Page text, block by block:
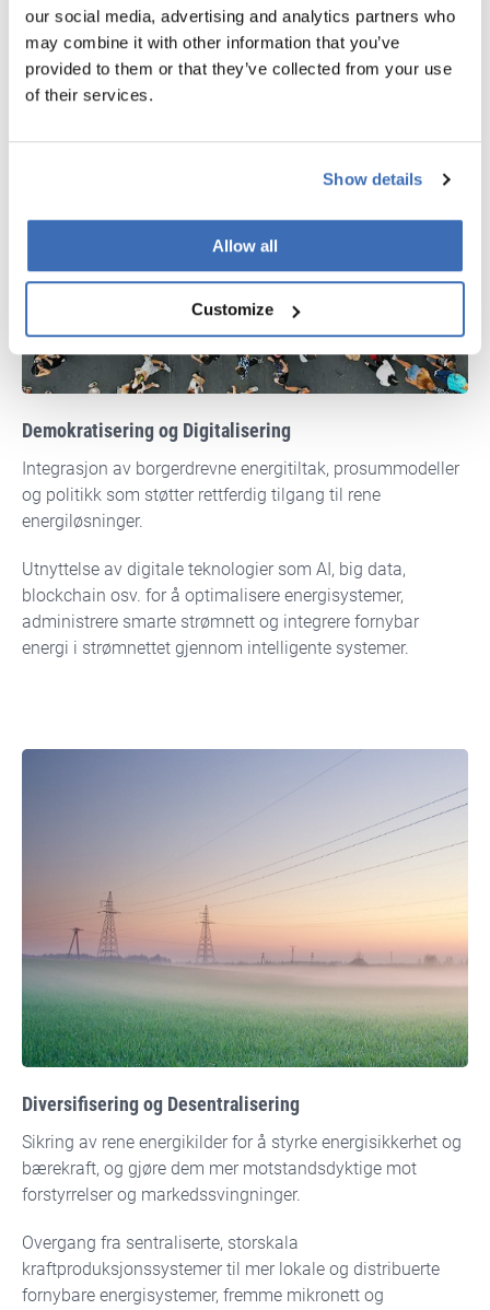
our social media, advertising and analytics partners who
may combine it with other information that you’ve
provided to them or that they’ve collected from your use
of their services.
Show details
Allow all
Customize
Demokratisering og Digitalisering
Integrasjon av borgerdrevne energitiltak, prosummodeller
og politikk som støtter rettferdig tilgang til rene
energiløsninger.
Utnyttelse av digitale teknologier som AI, big data,
blockchain osv. for å optimalisere energisystemer,
administrere smarte strømnett og integrere fornybar
energi i strømnettet gjennom intelligente systemer.
Diversifisering og Desentralisering
Sikring av rene energikilder for å styrke energisikkerhet og
bærekraft, og gjøre dem mer motstandsdyktige mot
forstyrrelser og markedssvingninger.
Overgang fra sentraliserte, storskala
kraftproduksjonssystemer til mer lokale og distribuerte
fornybare energisystemer, fremme mikronett og